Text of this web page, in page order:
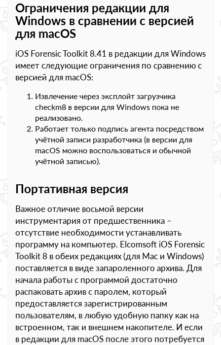
Ограничения редакции для
Windows в сравнении с версией
для macOS
iOS Forensic Toolkit 8.41 в редакции для Windows
имеет следующие ограничения по сравнению с
версией для macOS:
Извлечение через эксплойт загрузчика
checkm8 в версии для Windows пока не
реализовано.
Работает только подпись агента посредством
учётной записи разработчика (в версии для
macOS можно воспользоваться и обычной
учётной записью).
Портативная версия
Важное отличие восьмой версии
инструментария от предшественника –
отсутствие необходимости устанавливать
программу на компьютер. Elcomsoft iOS Forensic
Toolkit 8 в обеих редакциях (для Mac и Windows)
поставляется в виде запароленного архива. Для
начала работы с программой достаточно
распаковать архив с паролем, который
предоставляется зарегистрированным
пользователям, в любую удобную папку как на
встроенном, так и внешнем накопителе. И если
в редакции для macOS после этого потребуется